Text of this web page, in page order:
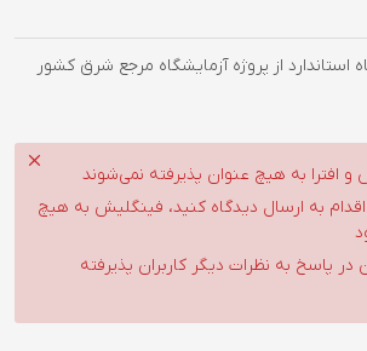
از پروژه آزمایشگاه مرجع شرق کشور
افترا به هیچ عنوان پذیرفته نمی‌شوند
اقدام به ارسال دیدگاه کنید، فینگلیش به هیچ
در پاسخ به نظرات دیگر کاربران پذیرفته